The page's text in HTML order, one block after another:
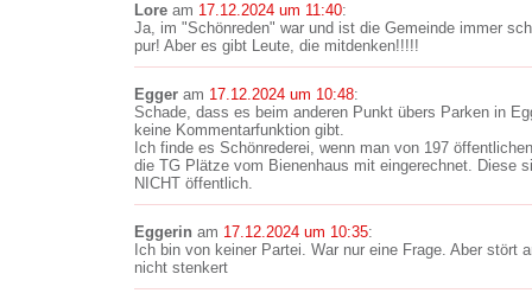
Lore am 17.12.2024 um 11:40:
Ja, im "Schönreden" war und ist die Gemeinde immer
pur! Aber es gibt Leute, die mitdenken!!!!!
Egger am 17.12.2024 um 10:48:
Schade, dass es beim anderen Punkt übers Parken in
keine Kommentarfunktion gibt.
Ich finde es Schönrederei, wenn man von 197
die TG Plätze vom Bienenhaus mit eingerechnet. Diese
NICHT öffentlich.
Eggerin am 17.12.2024 um 10:35:
Ich bin von keiner Partei. War nur eine Frage. Aber stört
nicht stenkert